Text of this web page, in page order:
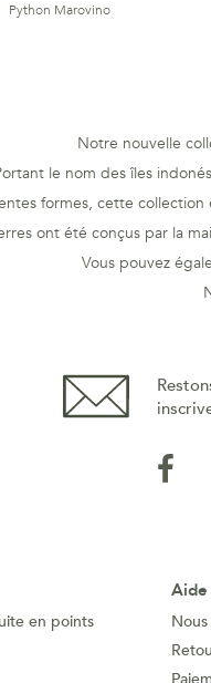
Python Marovino
Notre nouvelle
le nom des îles
formes, cette collection
ont été conçus par la
Vous pouvez
en points
Aide